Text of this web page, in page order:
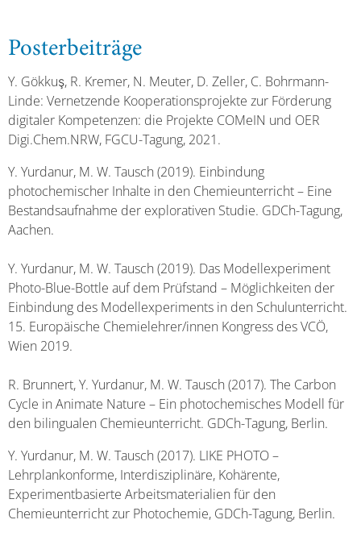
Posterbeiträge
Y. Gökkuş, R. Kremer, N. Meuter, D. Zeller, C. Bohrmann-
Linde: Vernetzende Kooperationsprojekte zur Förderung
digitaler Kompetenzen: die Projekte COMeIN und OER
Digi.Chem.NRW, FGCU-Tagung, 2021.
Y. Yurdanur, M. W. Tausch (2019). Einbindung
photochemischer Inhalte in den Chemieunterricht – Eine
Bestandsaufnahme der explorativen Studie. GDCh-Tagung,
Aachen.
Y. Yurdanur, M. W. Tausch (2019). Das Modellexperiment
Photo-Blue-Bottle auf dem Prüfstand – Möglichkeiten der
Einbindung des Modellexperiments in den Schulunterricht.
15. Europäische Chemielehrer/innen Kongress des VCÖ,
Wien 2019.
R. Brunnert, Y. Yurdanur, M. W. Tausch (2017). The Carbon
Cycle in Animate Nature – Ein photochemisches Modell für
den bilingualen Chemieunterricht. GDCh-Tagung, Berlin.
Y. Yurdanur, M. W. Tausch (2017). LIKE PHOTO –
Lehrplankonforme, Interdisziplinäre, Kohärente,
Experimentbasierte Arbeitsmaterialien für den
Chemieunterricht zur Photochemie, GDCh-Tagung, Berlin.